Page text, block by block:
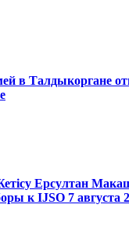
в Талдыкоргане
Ерсултан
к IJSO 7 августа